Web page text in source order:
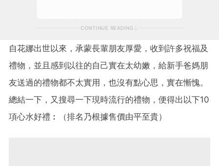
CONTINUE READING
自花娜出世以來，承蒙長輩朋友厚愛，收到許多祝福及
禮物，並且感到以往的自己實在太幼嫩，給新手爸媽朋
友送過的禮物都不太實用，也沒有點心思，實在慚愧。
總結一下，又搜尋一下現時流行的禮物，便得出以下10
項心水好禮︰（排名乃根據售價由平至貴）